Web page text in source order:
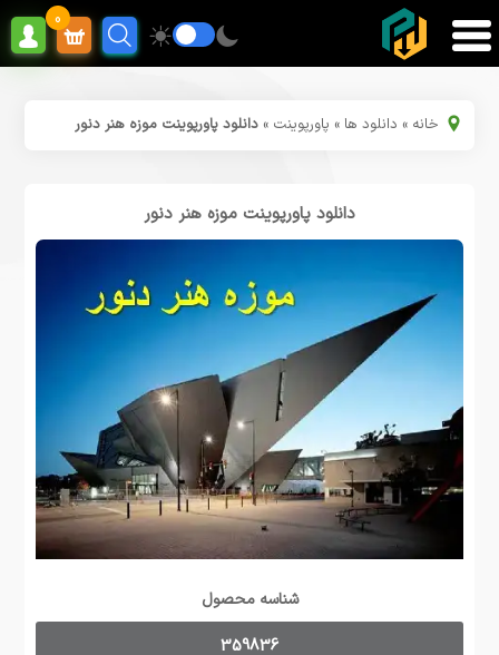
0
خانه » دانلود ها » پاورپوینت »دانلود پاورپوینت موزه هنر دنور
دانلود پاورپوینت موزه هنر دنور
شناسه محصول
359836